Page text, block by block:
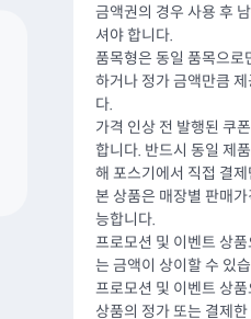
금액권의 경우 사용 후
셔야 합니다.
품목형은 동일 품목으로
하거나 정가 금액만큼
다.
가격 인상 전 발행된 쿠
합니다. 반드시 동일 제
해 포스기에서 직접 결
본 상품은 매장별 판매
능합니다.
프로모션 및 이벤트 상
는 금액이 상이할 수 있
프로모션 및 이벤트 상
상품의 정가 또는 결제